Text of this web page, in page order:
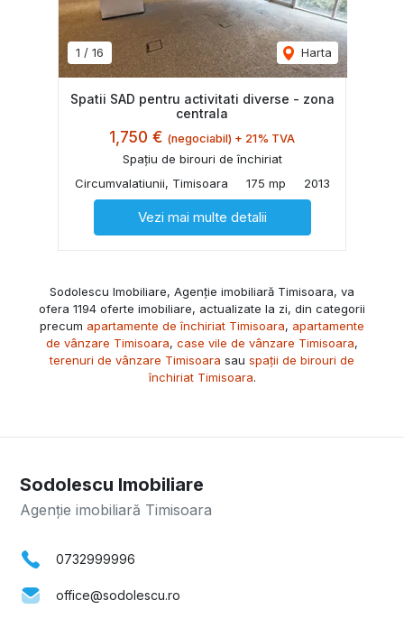
1 / 16 Harta
Spatii SAD pentru activitati diverse - zona
centrala
1,750 € (negociabil) + 21% TVA
Spațiu de birouri de închiriat
Circumvalatiunii, Timisoara
175 mp 2013
Vezi mai multe detalii
Sodolescu Imobiliare, Agenție imobiliară Timisoara, va
ofera 1194 oferte imobiliare, actualizate la zi, din categorii
precum apartamente de închiriat Timisoara, apartamente
de vânzare Timisoara, case vile de vânzare Timisoara,
terenuri de vânzare Timisoara sau spații de birouri de
închiriat Timisoara.
Sodolescu Imobiliare
Agenție imobiliară Timisoara
0732999996
office@sodolescu.ro